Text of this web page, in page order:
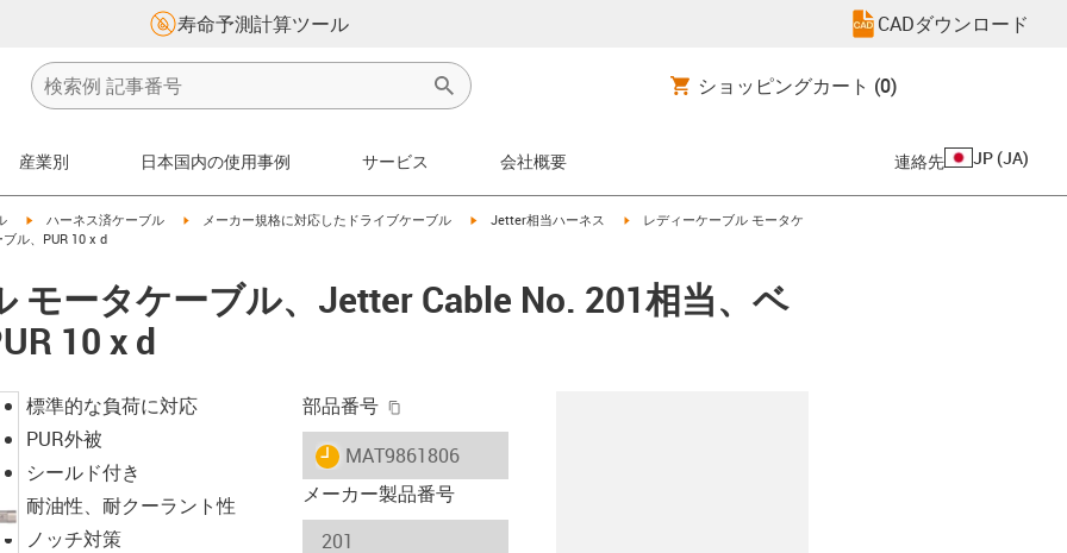
寿命予測計算ツール CADダウンロード
ショッピングカート (0)
産業別 日本国内の使用事例 サービス 会社概要 連絡先 JP (JA)
igus-icon-arrow-right
ハーネス済ケーブル igus-icon-arrow-right
メーカー規格に対応したドライブケーブル igus-icon-arrow-right
Jetter相当ハーネス igus-icon-arrow-right
レディーケーブル モータケ
ル、PUR 10 x d
モータケーブル、Jetter Cable No. 201相当、ベ
10 x d
標準的な負荷に対応
PUR外被
シールド付き
耐油性、耐クーラント性
ノッチ対策
部品番号
igus-icon-lieferzeit
MAT9861806
メーカー製品番号